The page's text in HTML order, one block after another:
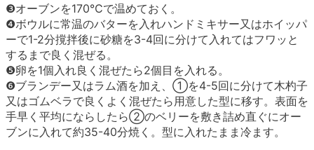
❸オーブンを170℃で温めておく。
❹ボウルに常温のバターを入れハンドミキサー又はホイッパ
ーで1-2分撹拌後に砂糖を3-4回に分けて入れてはフワッと
するまで良く混ぜる。
❺卵を1個入れ良く混ぜたら2個目を入れる。
❻ブランデー又はラム酒を加え、①を4-5回に分けて木杓子
又はゴムベラで良くよく混ぜたら用意した型に移す。表面を
手早く平均にならしたら②のベリーを敷き詰め直ぐにオー
ブンに入れて約35-40分焼く。型に入れたまま冷ます。